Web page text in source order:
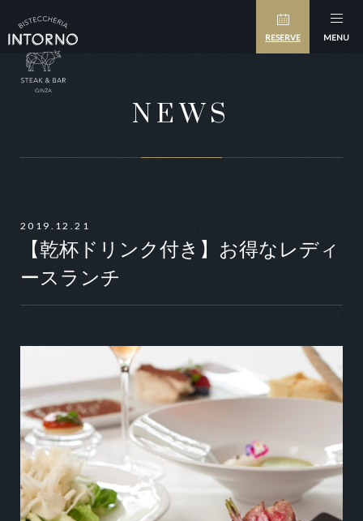
RESERVE MENU
NEWS
2019.12.21
【乾杯ドリンク付き】お得なレディ
ースランチ